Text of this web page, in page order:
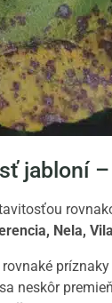
jabloní
Nela,
rovnaké
neskôr